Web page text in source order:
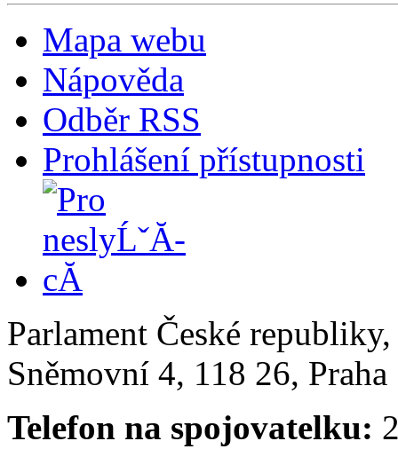
Mapa webu
Nápověda
Odběr RSS
Prohlášení přístupnosti
Parlament České
Sněmovní 4, 118 26,
Telefon na spojovatelku: